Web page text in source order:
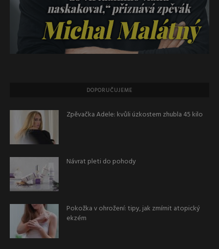
DOPORUČUJEME
Zpěvačka Adele: kvůli úzkostem zhubla 45 kilo
Návrat pleti do pohody
Pokožka v ohrožení: tipy, jak zmírnit atopický
ekzém